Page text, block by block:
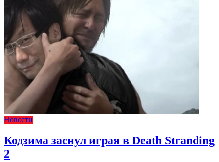
Новости
Кодзима заснул играя в Death Stranding
2